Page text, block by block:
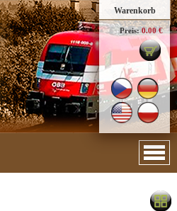
Warenkorb
Preis: 0.00 €